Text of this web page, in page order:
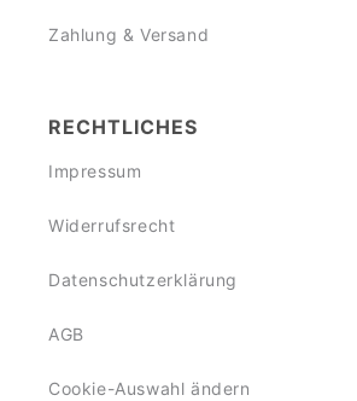
Zahlung & Versand
RECHTLICHES
Impressum
Widerrufsrecht
Datenschutzerklärung
AGB
Cookie-Auswahl ändern